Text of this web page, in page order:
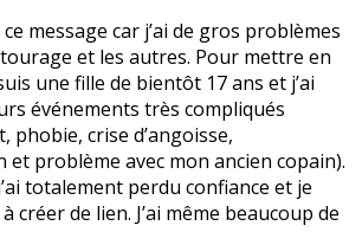
ce message car j’ai de gros problèmes
et les autres. Pour mettre en
une fille de bientôt 17 ans et j’ai
événements très compliqués
phobie, crise d’angoisse,
et problème avec mon ancien copain).
totalement perdu confiance et je
créer de lien. J’ai même beaucoup de